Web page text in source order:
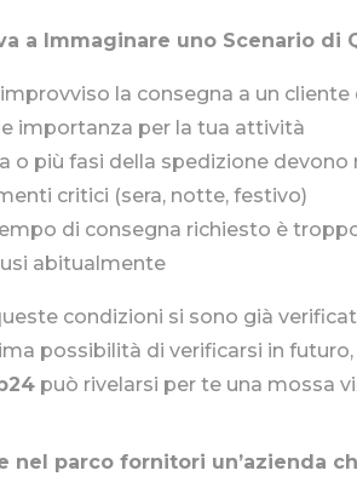
a Immaginare uno Scenario di
la consegna a un
importanza per la tua attività
o più fasi della spedizione
critici (sera, notte, festivo)
di consegna richiesto è
abitualmente
condizioni si sono già
possibilità di verificarsi in
può rivelarsi per te una mossa
nel parco fornitori un’azienda